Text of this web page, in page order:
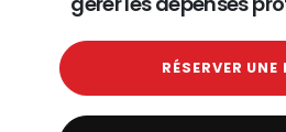
RÉSERVER UNE